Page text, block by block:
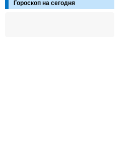
Гороскоп на сегодня